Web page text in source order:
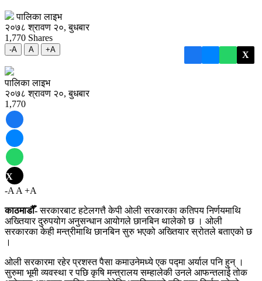
पालिका लाइभ
२०७८ श्रावण २०, बुधबार
1,770 Shares
X
-A A +A
पालिका लाइभ
२०७८ श्रावण २०, बुधबार
1,770
X
-A A +A
काठमाडौँ-सरकारबाट हटेलगत्तै केपी ओली सरकारका कतिपय निर्णयमाथि
अख्तियार दुरुपयोग अनुसन्धान आयोगले छानबिन थालेको छ । ओली
सरकारका केही मन्त्रीमाथि छानबिन सुरु भएको अख्तियार स्रोतले बताएको छ
।
ओली सरकारमा रहेर प्रशस्त पैसा कमाउनेमध्ये एक पद्मा अर्याल पनि हुन् ।
सुरुमा भूमी व्यवस्था र पछि कृषि मन्त्रालय सम्हालेकी उनले आफन्तलाई तोक